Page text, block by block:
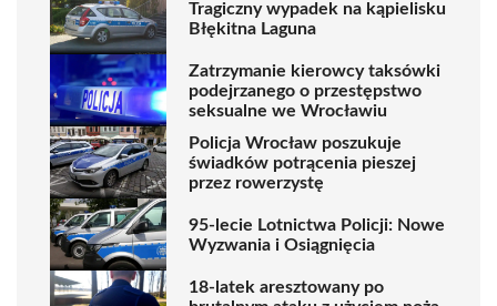
Tragiczny wypadek na kąpielisku
Błękitna Laguna
Zatrzymanie kierowcy taksówki
podejrzanego o przestępstwo
seksualne we Wrocławiu
Policja Wrocław poszukuje
świadków potrącenia pieszej
przez rowerzystę
95-lecie Lotnictwa Policji: Nowe
Wyzwania i Osiągnięcia
18-latek aresztowany po